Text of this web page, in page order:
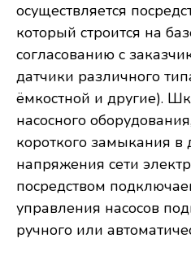
осуществляется
который строится на
согласованию с
датчики различного
ёмкостной и другие).
насосного
короткого замыкания в
напряжения сети
посредством
управления насосов
ручного или